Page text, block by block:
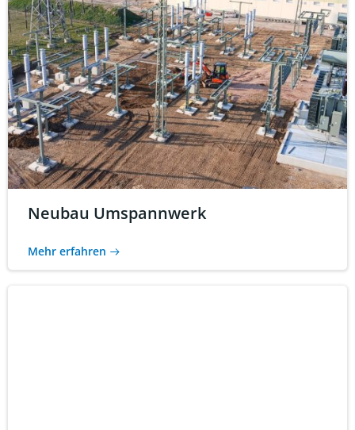
Neubau Umspannwerk
Mehr erfahren